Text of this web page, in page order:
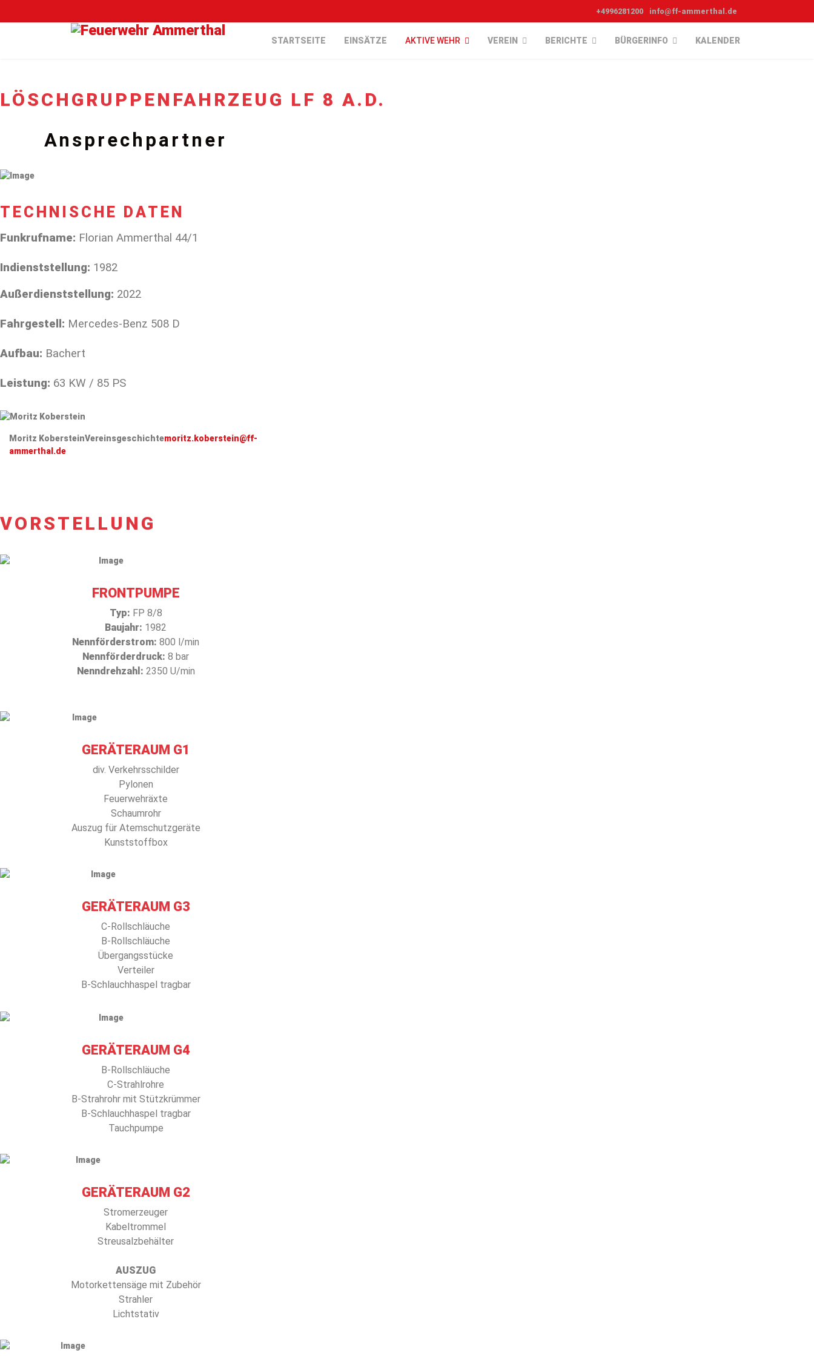
+4996281200 info@ff-ammerthal.de
STARTSEITE EINSÄTZE AKTIVE WEHR VEREIN BERICHTE BÜRGERINFO KALENDER
LÖSCHGRUPPENFAHRZEUG LF 8 A.D.
Ansprechpartner
TECHNISCHE DATEN
Funkrufname: Florian Ammerthal 44/1
Indienststellung: 1982
Außerdienststellung: 2022
Fahrgestell: Mercedes-Benz 508 D
Aufbau: Bachert
Leistung: 63 KW / 85 PS
Moritz KobersteinVereinsgeschichtemoritz.koberstein@ff-
ammerthal.de
VORSTELLUNG
FRONTPUMPE
Typ: FP 8/8
Baujahr: 1982
Nennförderstrom: 800 l/min
Nennförderdruck: 8 bar
Nenndrehzahl: 2350 U/min
GERÄTERAUM G1
div. Verkehrsschilder
Pylonen
Feuerwehräxte
Schaumrohr
Auszug für Atemschutzgeräte
Kunststoffbox
GERÄTERAUM G3
C-Rollschläuche
B-Rollschläuche
Übergangsstücke
Verteiler
B-Schlauchhaspel tragbar
GERÄTERAUM G4
B-Rollschläuche
C-Strahlrohre
B-Strahrohr mit Stützkrümmer
B-Schlauchhaspel tragbar
Tauchpumpe
GERÄTERAUM G2
Stromerzeuger
Kabeltrommel
Streusalzbehälter
AUSZUG
Motorkettensäge mit Zubehör
Strahler
Lichtstativ